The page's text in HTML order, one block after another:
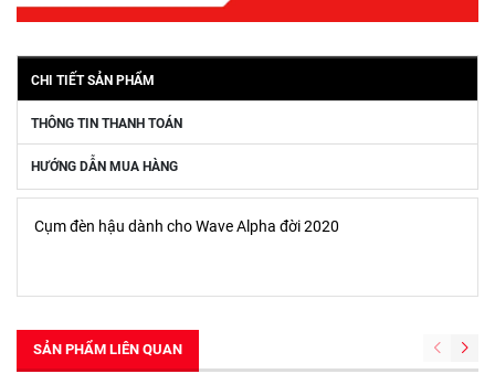
CHI TIẾT SẢN PHẨM
THÔNG TIN THANH TOÁN
HƯỚNG DẪN MUA HÀNG
Cụm đèn hậu dành cho Wave Alpha đời 2020
SẢN PHẨM LIÊN QUAN